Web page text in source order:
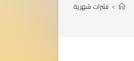
> نشرات شهرية